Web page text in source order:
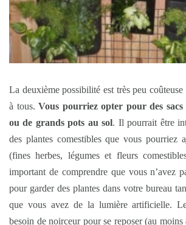
La deuxième possibilité est très peu coûteuse
à tous. Vous pourriez opter pour des
ou de grands pots au sol. Il pourrait être
des plantes comestibles que vous pourriez
(fines herbes, légumes et fleurs
important de comprendre que vous n’avez
pour garder des plantes dans votre bureau
que vous avez de la lumière artificielle.
besoin de noirceur pour se reposer (au moins